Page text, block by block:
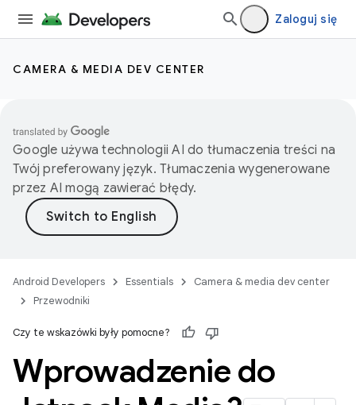
Zaloguj się
CAMERA & MEDIA DEV CENTER
Google używa technologii AI do tłumaczenia treści na
Twój preferowany język. Tłumaczenia wygenerowane
przez AI mogą zawierać błędy.
Android Developers Essentials
Camera & media dev center
Przewodniki
Czy te wskazówki były pomocne?
Wprowadzenie do